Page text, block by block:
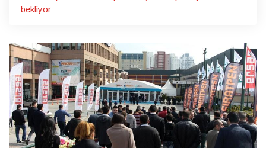
bekliyor